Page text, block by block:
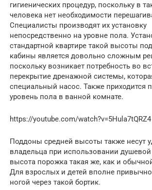
гигиенических процедур, поскольку в
человека нет необходимости
Специалисты производят их установку
непосредственно на уровне пола.
стандартной квартире такой высоты
кабины является довольно сложным
поскольку возникает потребность во
перекрытие дренажной системы,
специальный насос. Также приходится
уровень пола в ванной комнате.
https://youtube.com/watch?v=5Hula7tQRZ4
Поддоны средней высоты также несут
владельца при использовании душевой
высота порожка такая же, как и
Для взрослых и детей вполне
ногой через такой бортик.